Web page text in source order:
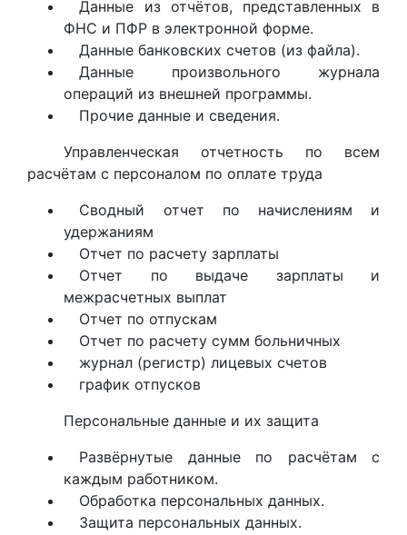
Данные из отчётов, представленных в
ФНС и ПФР в электронной форме.
Данные банковских счетов (из файла).
Данные произвольного журнала
операций из внешней программы.
Прочие данные и сведения.
Управленческая отчетность по всем
расчётам с персоналом по оплате труда
Сводный отчет по начислениям и
удержаниям
Отчет по расчету зарплаты
Отчет по выдаче зарплаты и
межрасчетных выплат
Отчет по отпускам
Отчет по расчету сумм больничных
журнал (регистр) лицевых счетов
график отпусков
Персональные данные и их защита
Развёрнутые данные по расчётам с
каждым работником.
Обработка персональных данных.
Защита персональных данных.